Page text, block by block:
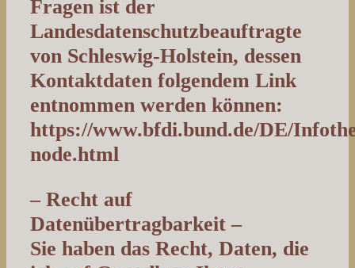
Fragen ist der
Landesdatenschutzbeauftragte
von Schleswig-Holstein, dessen
Kontaktdaten folgendem Link
entnommen werden können:
https://www.bfdi.bund.de/DE/
node.html
– Recht auf
Datenübertragbarkeit –
Sie haben das Recht, Daten, die